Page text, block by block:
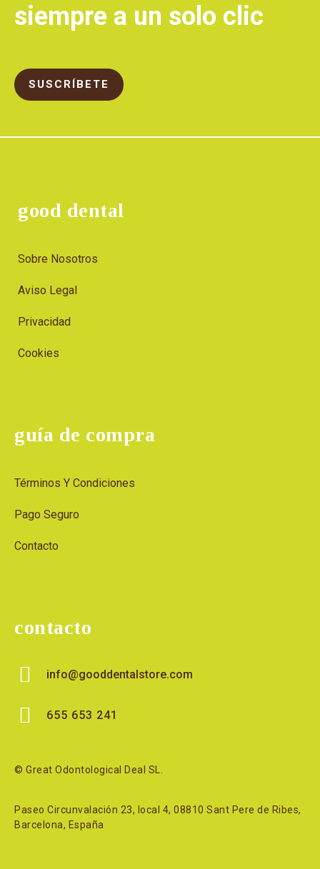
siempre a un solo clic
SUSCRÍBETE
good dental
Sobre Nosotros
Aviso Legal
Privacidad
Cookies
guía de compra
Términos Y Condiciones
Pago Seguro
Contacto
contacto
info@gooddentalstore.com
655 653 241
© Great Odontological Deal SL.
Paseo Circunvalación 23, local 4, 08810 Sant Pere de Ribes,
Barcelona, España